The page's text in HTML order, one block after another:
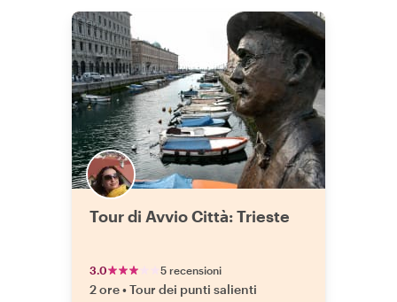
Tour di Avvio Città: Trieste
3.0 5 recensioni
2 ore•Tour dei punti salienti